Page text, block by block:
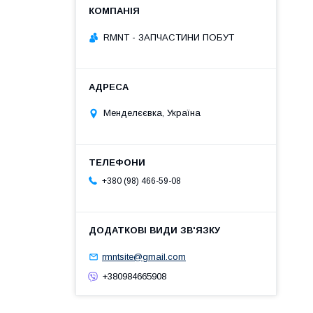
RMNT - ЗАПЧАСТИНИ ПОБУТ
Менделєєвка, Україна
+380 (98) 466-59-08
rmntsite@gmail.com
+380984665908